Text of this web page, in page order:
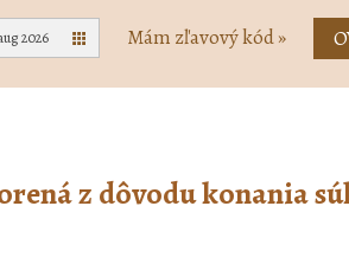
2026 Mám zľavový kód»
z dôvodu konania